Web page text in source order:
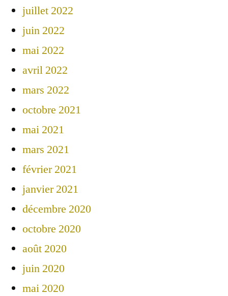
juillet 2022
juin 2022
mai 2022
avril 2022
mars 2022
octobre 2021
mai 2021
mars 2021
février 2021
janvier 2021
décembre 2020
octobre 2020
août 2020
juin 2020
mai 2020